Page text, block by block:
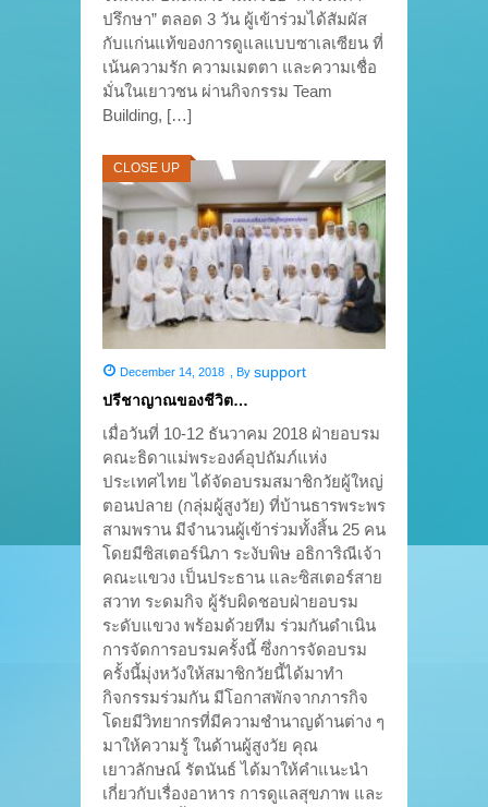
ปรึกษา” ตลอด 3 วัน ผู้เข้าร่วมได้สัมผัส
กับแก่นแท้ของการดูแลแบบซาเลเซียน ที่
เน้นความรัก ความเมตตา และความเชื่อ
มั่นในเยาวชน ผ่านกิจกรรม Team
Building, […]
CLOSE UP
December 14, 2018 By support
ปรีชาญาณของชีวิต…
เมื่อวันที่ 10-12 ธันวาคม 2018 ฝ่ายอบรม
คณะธิดาแม่พระองค์อุปถัมภ์แห่ง
ประเทศไทย ได้จัดอบรมสมาชิกวัยผู้ใหญ่
ตอนปลาย (กลุ่มผู้สูงวัย) ที่บ้านธารพระพร
สามพราน มีจำนวนผู้เข้าร่วมทั้งสิ้น 25 คน
โดยมีซิสเตอร์นิภา ระงับพิษ อธิการิณีเจ้า
คณะแขวง เป็นประธาน และซิสเตอร์สาย
สวาท ระดมกิจ ผู้รับผิดชอบฝ่ายอบรม
ระดับแขวง พร้อมด้วยทีม ร่วมกันดำเนิน
การจัดการอบรมครั้งนี้ ซึ่งการจัดอบรม
ครั้งนี้มุ่งหวังให้สมาชิกวัยนี้ได้มาทำ
กิจกรรมร่วมกัน มีโอกาสพักจากภารกิจ
โดยมีวิทยากรที่มีความชำนาญด้านต่าง ๆ
มาให้ความรู้ ในด้านผู้สูงวัย คุณ
เยาวลักษณ์ รัตนันธ์ ได้มาให้คำแนะนำ
เกี่ยวกับเรื่องอาหาร การดูแลสุขภาพ และ